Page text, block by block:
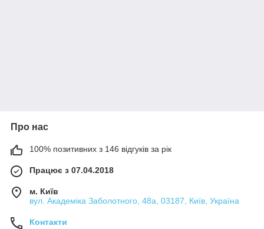
Про нас
100% позитивних з 146 відгуків за рік
Працює з 07.04.2018
м. Київ
вул. Академіка Заболотного, 48а, 03187, Київ, Україна
Контакти